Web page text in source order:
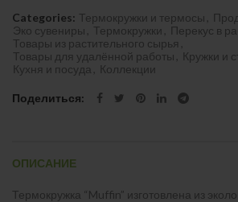
Categories: Термокружки и термосы
Эко сувениры
Термокружки Перекус в
Товары из растительного сырья
Товары для удалённой работы
Кружки и
Кухня и посуда
Коллекции
Поделиться
ОПИСАНИЕ
Термокружка “Muffin” изготовлена из